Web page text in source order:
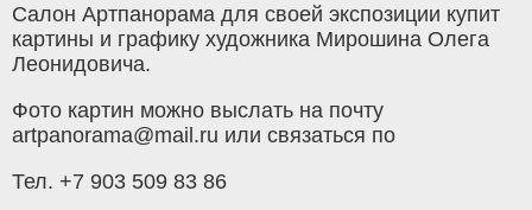
Салон Артпанорама для своей экспозиции купит
картины и графику художника Мирошина Олега
Леонидовича.
Фото картин можно выслать на почту
artpanorama@mail.ru или связаться по
Тел. +7 903 509 83 86